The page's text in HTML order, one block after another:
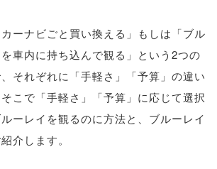
ーナビごと買い換える」もしは「ブル
車内に持ち込んで観る」という2つの
それぞれに「手軽さ」「予算」の違い
こで「手軽さ」「予算」に応じて選択
ーレイを観るのに方法と、ブルーレイ
介します。